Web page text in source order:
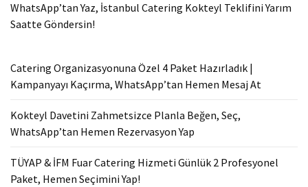
WhatsApp’tan Yaz, İstanbul Catering Kokteyl Teklifini Yarım
Saatte Göndersin!
Catering Organizasyonuna Özel 4 Paket Hazırladık |
Kampanyayı Kaçırma, WhatsApp’tan Hemen Mesaj At
Kokteyl Davetini Zahmetsizce Planla Beğen, Seç,
WhatsApp’tan Hemen Rezervasyon Yap
TÜYAP & İFM Fuar Catering Hizmeti Günlük 2 Profesyonel
Paket, Hemen Seçimini Yap!